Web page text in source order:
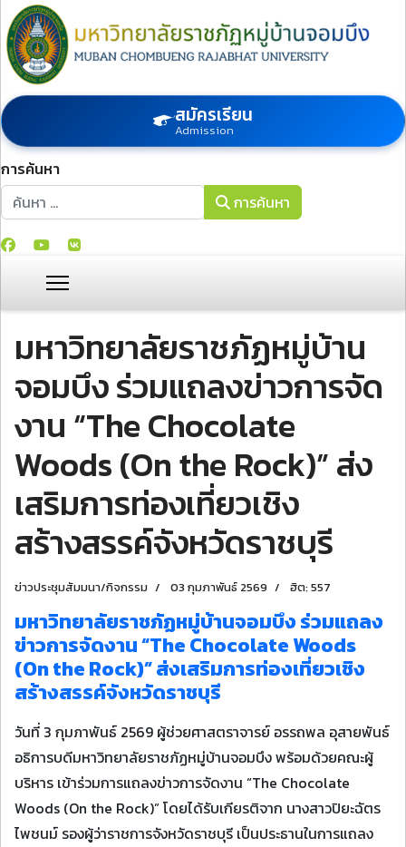
สมัครเรียน
Admission
การค้นหา
การค้นหา
การค้นหา
มหาวิทยาลัยราชภัฏหมู่บ้าน
จอมบึง ร่วมแถลงข่าวการจัด
งาน “The Chocolate
Woods (On the Rock)” ส่ง
เสริมการท่องเที่ยวเชิง
สร้างสรรค์จังหวัดราชบุรี
ข่าวประชุมสัมมนา/กิจกรรม 03 กุมภาพันธ์ 2569 ฮิต: 557
มหาวิทยาลัยราชภัฏหมู่บ้านจอมบึง ร่วมแถลง
ข่าวการจัดงาน “The Chocolate Woods
(On the Rock)” ส่งเสริมการท่องเที่ยวเชิง
สร้างสรรค์จังหวัดราชบุรี
วันที่ 3 กุมภาพันธ์ 2569 ผู้ช่วยศาสตราจารย์ อรรถพล อุสายพันธ์
อธิการบดีมหาวิทยาลัยราชภัฏหมู่บ้านจอมบึง พร้อมด้วยคณะผู้
บริหาร เข้าร่วมการแถลงข่าวการจัดงาน “The Chocolate
Woods (On the Rock)” โดยได้รับเกียรติจาก นางสาวปิยะฉัตร
ไพชนม์ รองผู้ว่าราชการจังหวัดราชบุรี เป็นประธานในการแถลง